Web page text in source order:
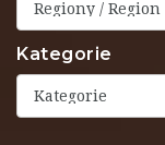
Regiony / Region
Kategorie
Kategorie